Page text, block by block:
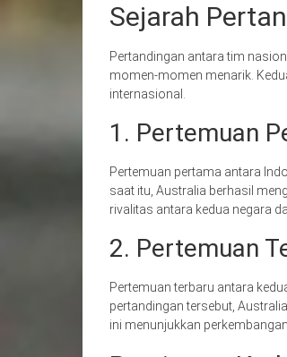
Sejarah
Pertandingan antara tim
momen-momen menarik.
internasional.
1. Pertemuan
Pertemuan pertama antara
saat itu, Australia berhasil
rivalitas antara kedua negara
2. Pertemuan
Pertemuan terbaru antara
pertandingan tersebut,
ini menunjukkan